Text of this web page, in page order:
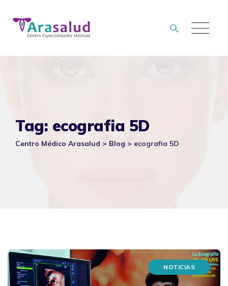
content
Tag: ecografia 5D
Centro Médico Arasalud > Blog > ecografia 5D
NOTICIAS